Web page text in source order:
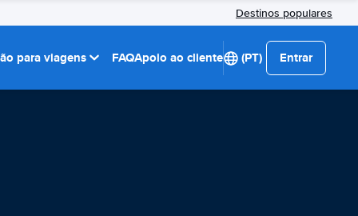
Destinos populares
para viagens FAQApoio ao cliente (PT) Entrar